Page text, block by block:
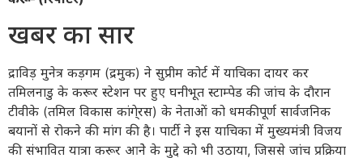
खबर का सार
द्राविड़ मुनेत्र कड़गम (द्रमुक) ने सुप्रीम कोर्ट में याचिका दायर कर
तमिलनाडु के करूर स्टेशन पर हुए घनीभूत स्टाम्पेड की जांच के दौरान
टीवीके (तमिल विकास कांगे्रस) के नेताओं को धमकीपूर्ण सार्वजनिक
बयानों से रोकने की मांग की है। पार्टी ने इस याचिका में मुख्यमंत्री विजय
की संभावित यात्रा करूर आनेे के मुद्दे को भी उठाया, जिससे जांच प्रक्रिया